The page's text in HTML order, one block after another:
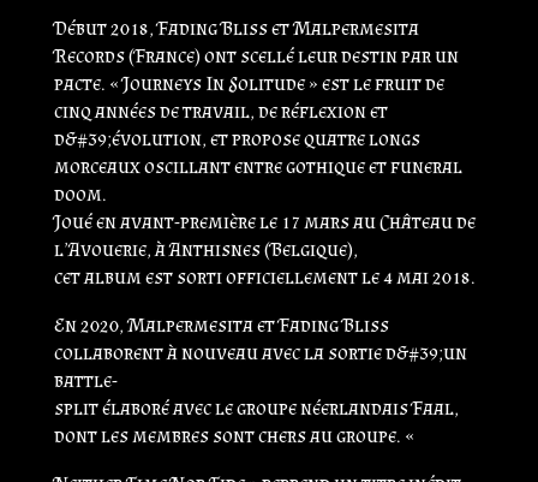
Début 2018, Fading Bliss et Malpermesita
Records (France) ont scellé leur destin par un
pacte. « Journeys In Solitude » est le fruit de
cinq années de travail, de réflexion et
d&#39;évolution, et propose quatre longs
morceaux oscillant entre gothique et funeral
doom.
Joué en avant-première le 17 mars au Château de
l’Avouerie, à Anthisnes (Belgique),
cet album est sorti officiellement le 4 mai 2018.
En 2020, Malpermesita et Fading Bliss
collaborent à nouveau avec la sortie d&#39;un
battle-
split élaboré avec le groupe néerlandais Faal,
dont les membres sont chers au groupe. «